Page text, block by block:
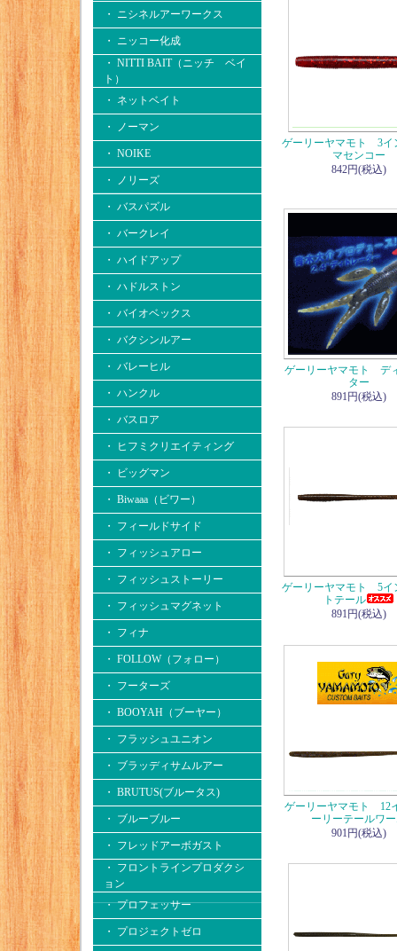
・ ニシネルアーワークス
・ ニッコー化成
・ NITTI BAIT（ニッチ ベイ
ト）
・ ネットベイト
・ ノーマン
・ NOIKE
・ ノリーズ
・ バスパズル
・ バークレイ
・ ハイドアップ
・ ハドルストン
・ バイオベックス
・ バクシンルアー
・ バレーヒル
・ ハンクル
・ バスロア
・ ヒフミクリエイティング
・ ビッグマン
・ Biwaaa（ビワー）
・ フィールドサイド
・ フィッシュアロー
・ フィッシュストーリー
・ フィッシュマグネット
・ フィナ
・ FOLLOW（フォロー）
・ フーターズ
・ BOOYAH（ブーヤー）
・ フラッシュユニオン
・ ブラッディサムルアー
・ BRUTUS(ブルータス)
・ ブルーブルー
・ フレッドアーボガスト
・ フロントラインプロダクシ
ョン
・ プロフェッサー
・ プロジェクトゼロ
ゲーリーヤマモト 3
マセンコー
842円(税込)
ゲーリーヤマモト デ
ター
891円(税込)
ゲーリーヤマモト 5イ
トテール
891円(税込)
ゲーリーヤマモト 12
ーリーテールワ
901円(税込)